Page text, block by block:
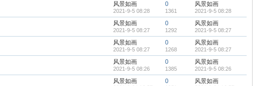
风景如画
2021-9-5 08:28
0
1361
风景如画
2021-9-5 08:28
风景如画
2021-9-5 08:27
0
1292
风景如画
2021-9-5 08:27
风景如画
2021-9-5 08:27
0
1268
风景如画
2021-9-5 08:27
风景如画
2021-9-5 08:26
0
1385
风景如画
2021-9-5 08:26
风景如画 0 风景如画